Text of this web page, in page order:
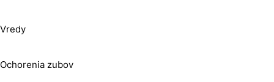
Vredy
Ochorenia zubov